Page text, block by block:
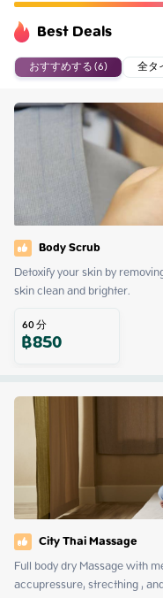
Best Deals
おすすめする (6) 全タ
Body Scrub
Detoxify your skin by
skin clean and brighter.
60分
฿850
City Thai Massage
Full body dry Massage with
accupressure, strecthing ,